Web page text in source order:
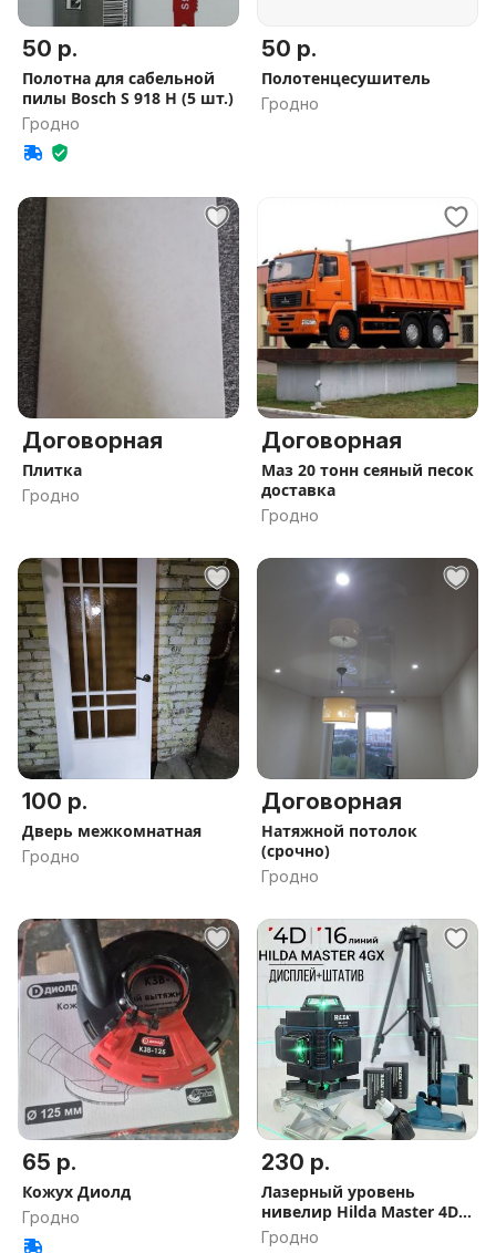
50 р.
Полотна для сабельной
пилы Bosch S 918 H (5 шт.)
Гродно
50 р.
Полотенцесушитель
Гродно
Договорная
Плитка
Гродно
Договорная
Маз 20 тонн сеяный песок
доставка
Гродно
100 р.
Дверь межкомнатная
Гродно
Договорная
Натяжной потолок
(срочно)
Гродно
65 р.
Кожух Диолд
Гродно
230 р.
Лазерный уровень
нивелир Hilda Master 4D
4GX нивилир лазер
Гродно